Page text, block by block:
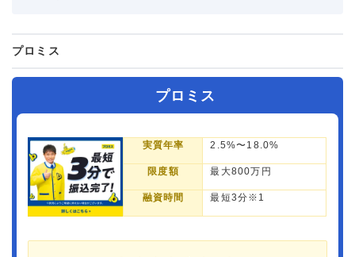
プロミス
プロミス
実質年率 2.5%〜18.0%
限度額 最大800万円
融資時間 最短3分※1